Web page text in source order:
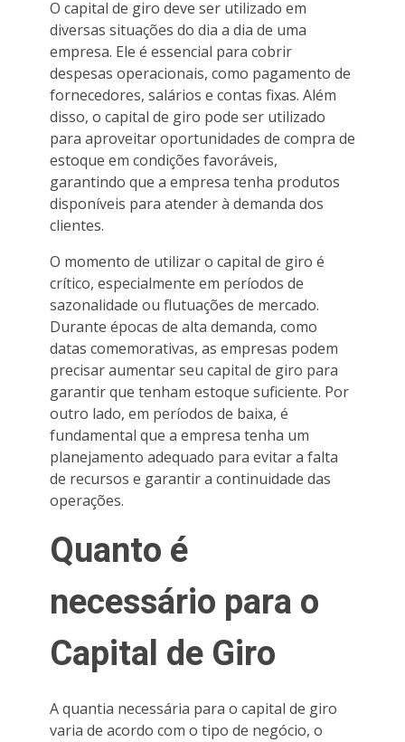
O capital de giro deve ser utilizado em
diversas situações do dia a dia de uma
empresa. Ele é essencial para cobrir
despesas operacionais, como pagamento de
fornecedores, salários e contas fixas. Além
disso, o capital de giro pode ser utilizado
para aproveitar oportunidades de compra de
estoque em condições favoráveis,
garantindo que a empresa tenha produtos
disponíveis para atender à demanda dos
clientes.
O momento de utilizar o capital de giro é
crítico, especialmente em períodos de
sazonalidade ou flutuações de mercado.
Durante épocas de alta demanda, como
datas comemorativas, as empresas podem
precisar aumentar seu capital de giro para
garantir que tenham estoque suficiente. Por
outro lado, em períodos de baixa, é
fundamental que a empresa tenha um
planejamento adequado para evitar a falta
de recursos e garantir a continuidade das
operações.
Quanto é
necessário para o
Capital de Giro
A quantia necessária para o capital de giro
varia de acordo com o tipo de negócio, o